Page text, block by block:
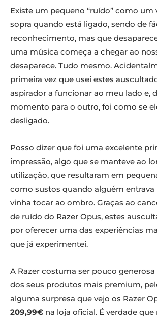
Existe um pequeno “ruído” como um
sopra quando está ligado, sendo de
reconhecimento, mas que
uma música começa a chegar ao
desaparece. Tudo mesmo.
primeira vez que usei estes
aspirador a funcionar ao meu lado e,
momento para o outro, foi como se
desligado.
Posso dizer que foi uma excelente
impressão, algo que se manteve ao
utilização, que resultaram em
como sustos quando alguém entrava
vinha tocar ao ombro. Graças ao
de ruído do Razer Opus, estes
por oferecer uma das experiências
que já experimentei.
A Razer costuma ser pouco
dos seus produtos mais premium,
alguma surpresa que vejo os Razer
209,99€ na loja oficial. É verdade que